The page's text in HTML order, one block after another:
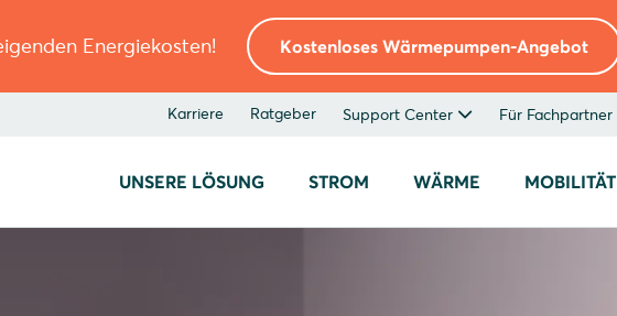
Energiekosten! Kostenloses Wärmepumpen-Angebot
Karriere Ratgeber Support Center Für Fachpartner
UNSERE LÖSUNG STROM WÄRME MOBILITÄT